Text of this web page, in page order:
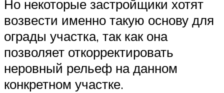
Но некоторые застройщики хотят
возвести именно такую основу для
ограды участка, так как она
позволяет откорректировать
неровный рельеф на данном
конкретном участке.